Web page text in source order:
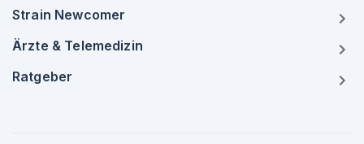
Strain Newcomer
Ärzte & Telemedizin
Ratgeber